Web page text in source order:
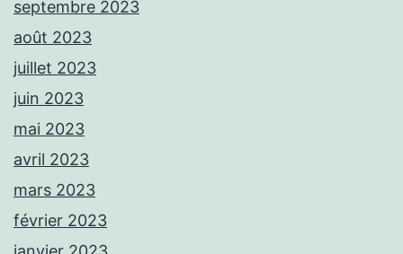
septembre 2023
août 2023
juillet 2023
juin 2023
mai 2023
avril 2023
mars 2023
février 2023